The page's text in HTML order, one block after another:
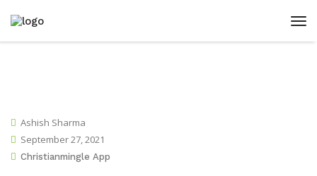
Ashish Sharma
September 27, 2021
Christianmingle App